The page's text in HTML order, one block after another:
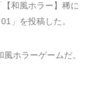
和風ホラー】稀に
」を投稿した。
ホラーゲームだ。